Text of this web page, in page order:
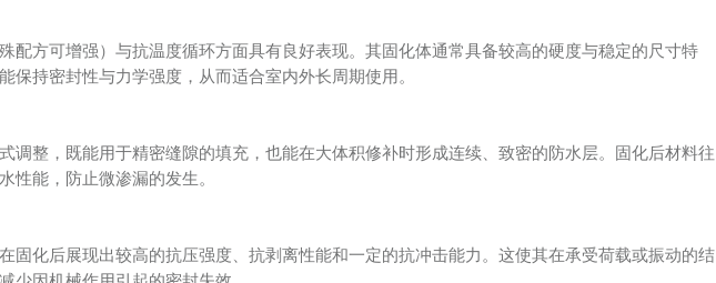
配方可增强）与抗温度循环方面具有良好表现。其固化体通常具备较高的硬度与稳定的尺寸特
保持密封性与力学强度，从而适合室内外长周期使用。
调整，既能用于精密缝隙的填充，也能在大体积修补时形成连续、致密的防水层。固化后材料往
性能，防止微渗漏的发生。
固化后展现出较高的抗压强度、抗剥离性能和一定的抗冲击能力。这使其在承受荷载或振动的结